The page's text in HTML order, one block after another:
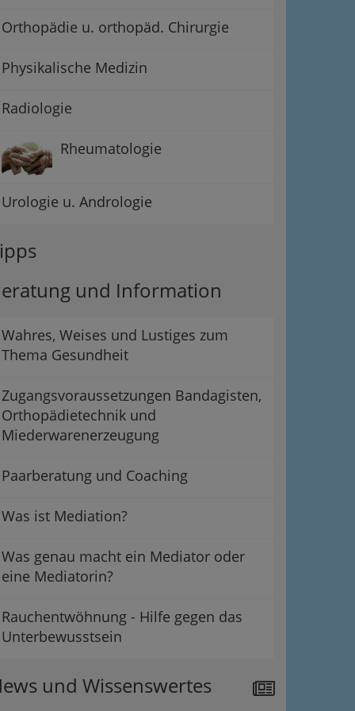
Orthopädie u. orthopäd. Chirurgie
Physikalische Medizin
Radiologie
Rheumatologie
Urologie u. Andrologie
und Information
Wahres, Weises und Lustiges zum
Thema Gesundheit
Zugangsvoraussetzungen Bandagisten,
Orthopädietechnik und
Miederwarenerzeugung
Paarberatung und Coaching
Was ist Mediation?
Was genau macht ein Mediator oder
eine Mediatorin?
Rauchentwöhnung - Hilfe gegen das
Unterbewusstsein
und Wissenswertes